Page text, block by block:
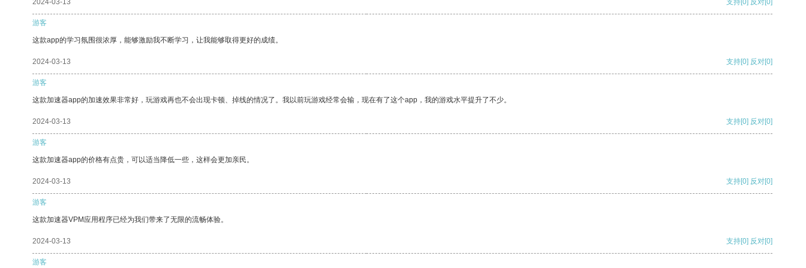
2024-03-13 支持[0] 反对[0]
游客
这款app的学习氛围很浓厚，能够激励我不断学习，让我能够取得更好的成绩。
2024-03-13 支持[0] 反对[0]
游客
这款加速器app的加速效果非常好，玩游戏再也不会出现卡顿、掉线的情况了。我以前玩游戏经常会输，现在有了这个app，我的游戏水平提升了不少。
2024-03-13 支持[0] 反对[0]
游客
这款加速器app的价格有点贵，可以适当降低一些，这样会更加亲民。
2024-03-13 支持[0] 反对[0]
游客
这款加速器VPM应用程序已经为我们带来了无限的流畅体验。
2024-03-13 支持[0] 反对[0]
游客